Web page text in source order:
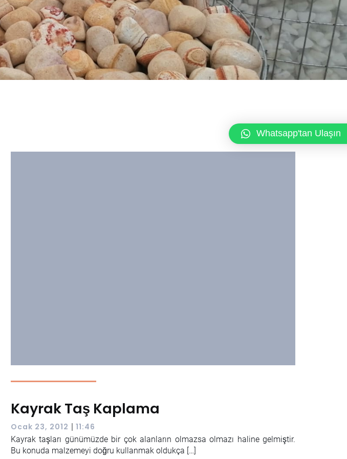
Kayrak Taş Kaplama
Ocak 23, 2012 | 11:46
Kayrak taşları günümüzde bir çok alanların olmazsa olmazı haline gelmiştir.
Bu konuda malzemeyi doğru kullanmak oldukça […]
Whatsapp'tan Ulaşın